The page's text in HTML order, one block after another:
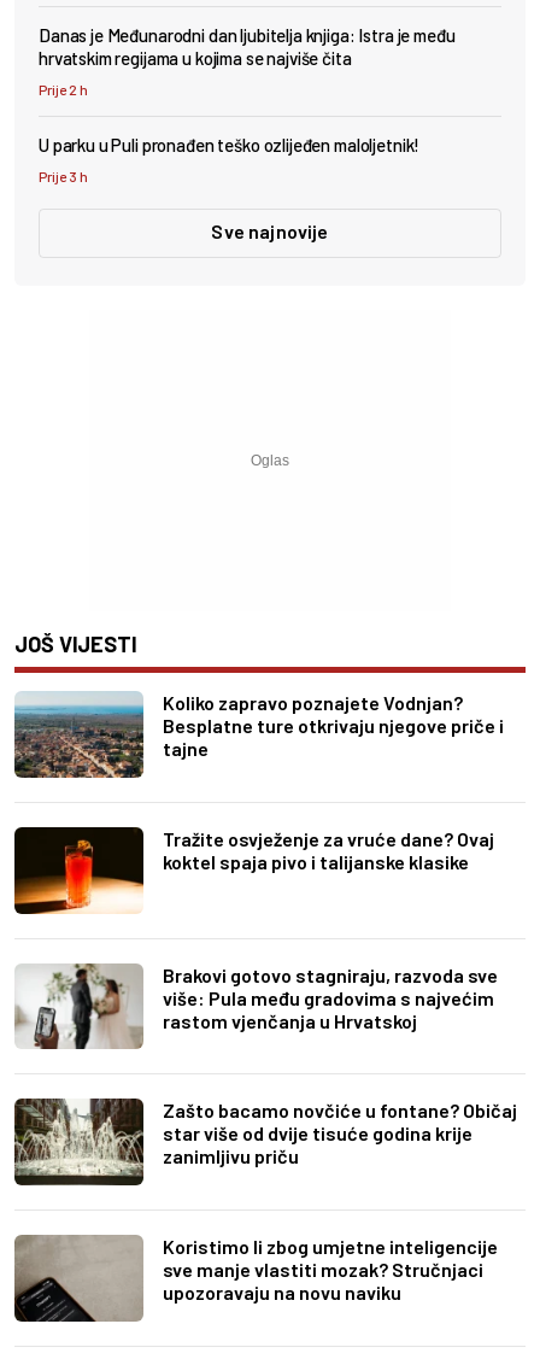
Danas je Međunarodni dan ljubitelja knjiga: Istra je među
hrvatskim regijama u kojima se najviše čita
Prije 2 h
U parku u Puli pronađen teško ozlijeđen maloljetnik!
Prije 3 h
Sve najnovije
JOŠ VIJESTI
Koliko zapravo poznajete Vodnjan?
Besplatne ture otkrivaju njegove priče i
tajne
Tražite osvježenje za vruće dane? Ovaj
koktel spaja pivo i talijanske klasike
Brakovi gotovo stagniraju, razvoda sve
više: Pula među gradovima s najvećim
rastom vjenčanja u Hrvatskoj
Zašto bacamo novčiće u fontane? Običaj
star više od dvije tisuće godina krije
zanimljivu priču
Koristimo li zbog umjetne inteligencije
sve manje vlastiti mozak? Stručnjaci
upozoravaju na novu naviku